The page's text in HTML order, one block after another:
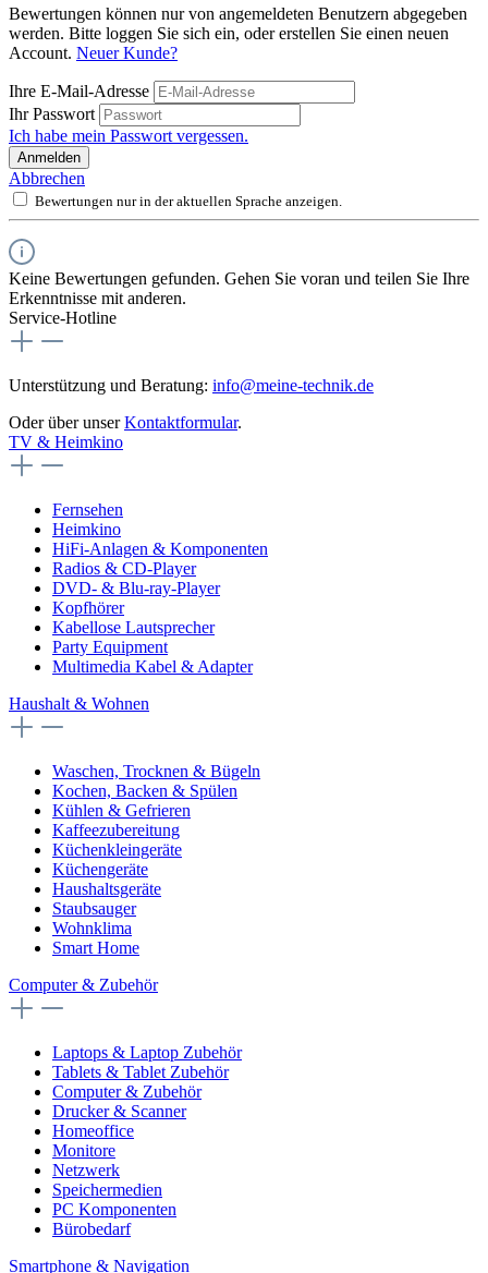
Bewertungen können nur von angemeldeten Benutzern abgegeben
werden. Bitte loggen Sie sich ein, oder erstellen Sie einen neuen
Account. Neuer Kunde?
Ihre E-Mail-Adresse
Ihr Passwort
Ich habe mein Passwort vergessen.
Anmelden
Abbrechen
Bewertungen nur in der aktuellen Sprache anzeigen.
Keine Bewertungen gefunden. Gehen Sie voran und teilen Sie Ihre
Erkenntnisse mit anderen.
Service-Hotline
Unterstützung und Beratung: info@meine-technik.de
Oder über unserKontaktformular.
TV & Heimkino
Fernsehen
Heimkino
HiFi-Anlagen & Komponenten
Radios & CD-Player
DVD- & Blu-ray-Player
Kopfhörer
Kabellose Lautsprecher
Party Equipment
Multimedia Kabel & Adapter
Haushalt & Wohnen
Waschen, Trocknen & Bügeln
Kochen, Backen & Spülen
Kühlen & Gefrieren
Kaffeezubereitung
Küchenkleingeräte
Küchengeräte
Haushaltsgeräte
Staubsauger
Wohnklima
Smart Home
Computer & Zubehör
Laptops & Laptop Zubehör
Tablets & Tablet Zubehör
Computer & Zubehör
Drucker & Scanner
Homeoffice
Monitore
Netzwerk
Speichermedien
PC Komponenten
Bürobedarf
Smartphone & Navigation